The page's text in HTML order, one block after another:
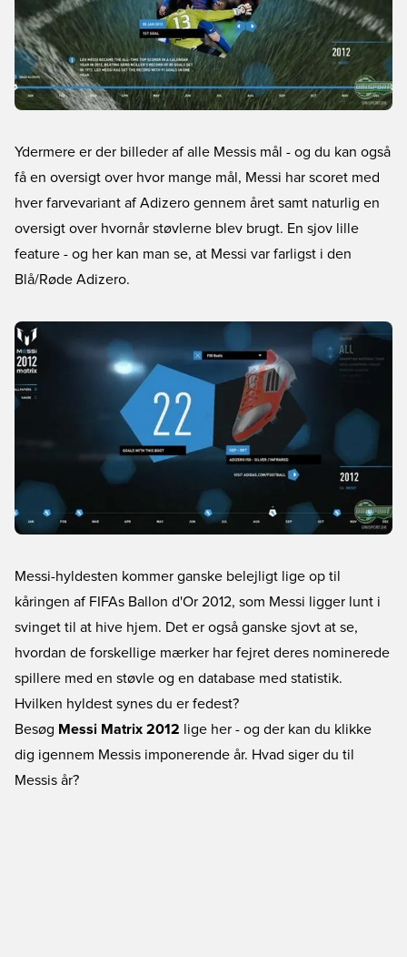
Ydermere er der billeder af alle Messis mål - og du kan også
få en oversigt over hvor mange mål, Messi har scoret med
hver farvevariant af Adizero gennem året samt naturlig en
oversigt over hvornår støvlerne blev brugt. En sjov lille
feature - og her kan man se, at Messi var farligst i den
Blå/Røde Adizero.
Messi-hyldesten kommer ganske belejligt lige op til
kåringen af FIFAs Ballon d'Or 2012, som Messi ligger lunt i
svinget til at hive hjem. Det er også ganske sjovt at se,
hvordan de forskellige mærker har fejret deres nominerede
spillere med en støvle og en database med statistik.
Hvilken hyldest synes du er fedest?
Besøg Messi Matrix 2012 lige her - og der kan du klikke
dig igennem Messis imponerende år. Hvad siger du til
Messis år?